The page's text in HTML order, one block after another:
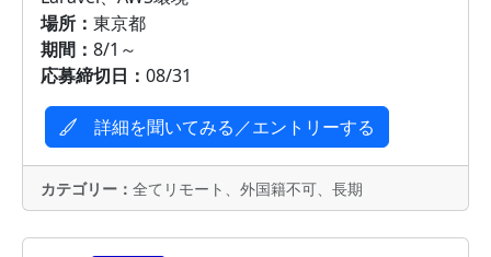
場所： 東京都
期間： 8/1～
応募締切日： 08/31
詳細を聞いてみる／エントリーする
カテゴリー： 全てリモート、外国籍不可、長期